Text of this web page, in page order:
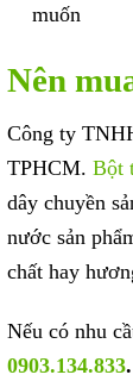
muốn
Nên
Công ty
TPHCM. Bột
dây chuyền
nước sản
chất hay
Nếu có nhu
0903.134.833.